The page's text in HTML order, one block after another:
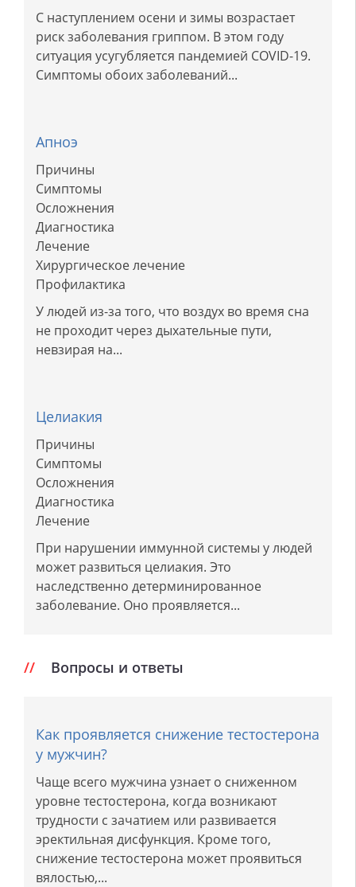
С наступлением осени и зимы возрастает
риск заболевания гриппом. В этом году
ситуация усугубляется пандемией COVID-19.
Симптомы обоих заболеваний...
Апноэ
Причины
Симптомы
Осложнения
Диагностика
Лечение
Хирургическое лечение
Профилактика
У людей из-за того, что воздух во время сна
не проходит через дыхательные пути,
невзирая на...
Целиакия
Причины
Симптомы
Осложнения
Диагностика
Лечение
При нарушении иммунной системы у людей
может развиться целиакия. Это
наследственно детерминированное
заболевание. Оно проявляется...
Вопросы и ответы
Как проявляется снижение тестостерона
у мужчин?
Чаще всего мужчина узнает о сниженном
уровне тестостерона, когда возникают
трудности с зачатием или развивается
эректильная дисфункция. Кроме того,
снижение тестостерона может проявиться
вялостью,...